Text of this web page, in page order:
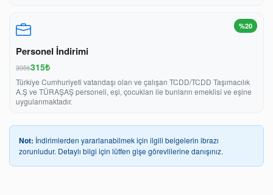
%20
Personel İndirimi
395₺315₺
Türkiye Cumhuriyeti vatandaşı olan ve çalışan TCDD/TCDD Taşımacılık
A.Ş ve TÜRAŞAŞ personeli, eşi, çocukları ile bunların emeklisî ve eşine
uygulanmaktadır.
Not: İndirimlerden yararlanabilmek için ilgili belgelerin ibrazı
zorunludur. Detaylı bilgi için lütfen gişe görevlilerine danışınız.